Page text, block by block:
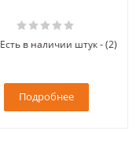
Есть в наличии штук - (2)
Подробнее